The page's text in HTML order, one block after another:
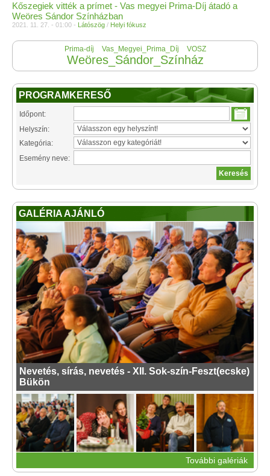
Kőszegiek vitték a prímet - Vas megyei Prima-Díj átadó a
Weöres Sándor Színházban
2021. 11. 27. - 01:00 - Látószög / Helyi fókusz
Prima-díj Vas_Megyei_Prima_Díj VOSZ
Weöres_Sándor_Színház
PROGRAMKERESŐ
Időpont:
Helyszín:
Kategória:
Esemény neve:
GALÉRIA AJÁNLÓ
Nevetés, sírás, nevetés - XII. Sok-szín-Feszt(ecske)
Bükön
További galériák